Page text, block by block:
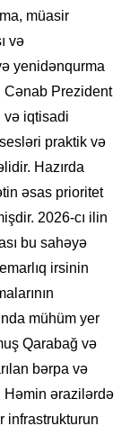
müasir
və
yenidənqurma
Cənab Prezident
və iqtisadi
praktik və
Hazırda
əsas prioritet
2026-cı ilin
bu sahəyə
irsinin
mühüm yer
Qarabağ və
bərpa və
Həmin ərazilərdə
infrastrukturun